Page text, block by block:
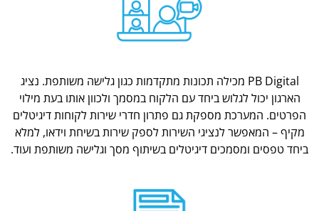
PB Digital מכילה תכונות מתקדמות כגון גלישה משותפת. נציג
הארגון יכול לגלוש ביחד עם הלקוח במסמך ולכוון אותו בעת מילוי
הפרטים. המערכת מספקת גם פתרון חדרי שירות לקוחות דיגיטלים
מקיף – המאפשר לנציגי השירות לספק שירות בשיחת וידאו, למלא
ביחד טפסים ומסמכים דיגיטלים בשיתוף מסך וגלישה משותפת ועוד.